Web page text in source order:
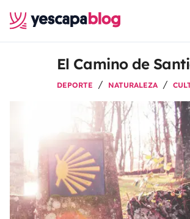
El Camino de
DEPORTE NATURALEZA